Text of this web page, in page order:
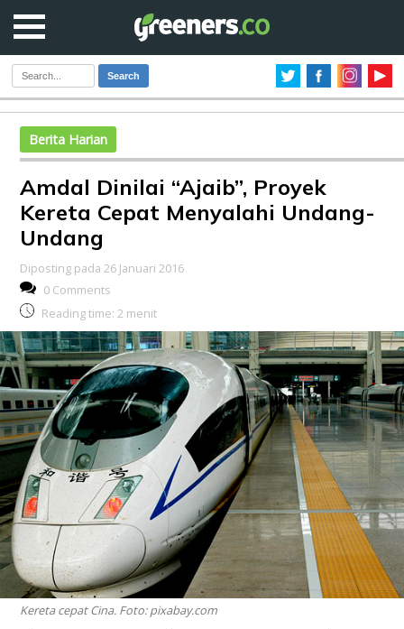
Search
Berita Harian
Amdal Dinilai “Ajaib”, Proyek
Kereta Cepat Menyalahi Undang-
Undang
Diposting pada 26 Januari 2016
0 Comments
Reading time: 2 menit
Kereta cepat Cina. Foto: pixabay.com